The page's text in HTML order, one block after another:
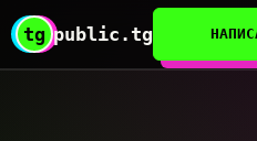
tg public.tg